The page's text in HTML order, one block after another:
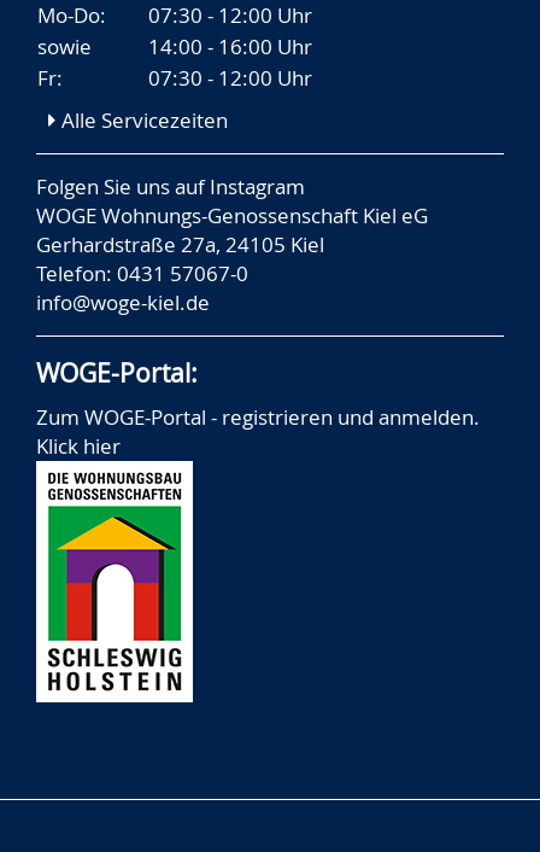
Mo-Do:
07:30 - 12:00 Uhr
sowie
14:00 - 16:00 Uhr
Fr:
07:30 - 12:00 Uhr
Alle Servicezeiten
Folgen Sie uns aufInstagram
WOGE Wohnungs-Genossenschaft Kiel eG
Gerhardstraße 27a, 24105 Kiel
Telefon: 0431 57067-0
info@woge-kiel.de
WOGE-Portal:
Zum WOGE-Portal - registrieren und anmelden.
Klick hier